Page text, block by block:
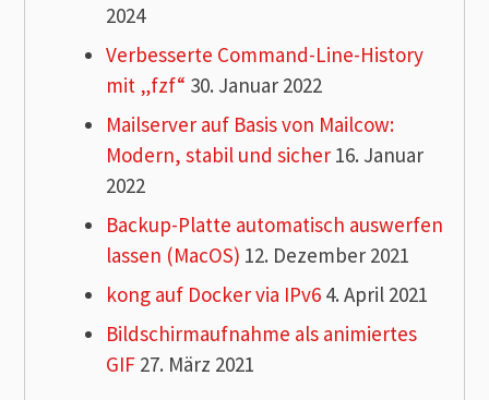
2024
Verbesserte Command-Line-History
mit „fzf“ 30. Januar 2022
Mailserver auf Basis von Mailcow:
Modern, stabil und sicher 16. Januar
2022
Backup-Platte automatisch auswerfen
lassen (MacOS) 12. Dezember 2021
kong auf Docker via IPv6 4. April 2021
Bildschirmaufnahme als animiertes
GIF 27. März 2021